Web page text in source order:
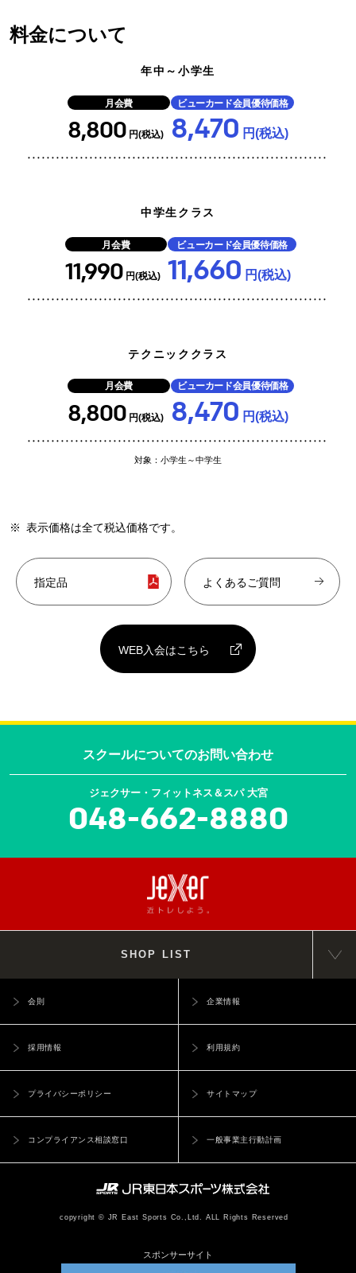
料金について
年中～小学生
月会費
8,800 円(税込)
ビューカード会員優待価格
8,470 円(税込)
中学生クラス
月会費
11,990 円(税込)
ビューカード会員優待価格
11,660 円(税込)
テクニッククラス
月会費
8,800 円(税込)
ビューカード会員優待価格
8,470 円(税込)
対象：小学生～中学生
※ 表示価格は全て税込価格です。
指定品 よくあるご質問
WEB入会はこちら
スクールについてのお問い合わせ
ジェクサー・フィットネス＆スパ 大宮
048-662-8880
SHOP LIST
copyright © JR East Sports Co.,Ltd. ALL Rights Reserved
会則 企業情報
採用情報 利用規約
プライバシーポリシー サイトマップ
コンプライアンス相談窓口 一般事業主行動計画
スポンサーサイト